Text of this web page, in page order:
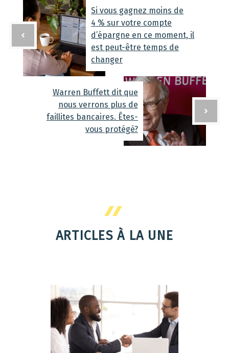
Si vous gagnez moins de
4 % sur votre compte
d’épargne en ce moment, il
est peut-être temps de
changer
Warren Buffett dit que
nous verrons plus de
faillites bancaires. Êtes-
vous protégé?
ARTICLES À LA UNE